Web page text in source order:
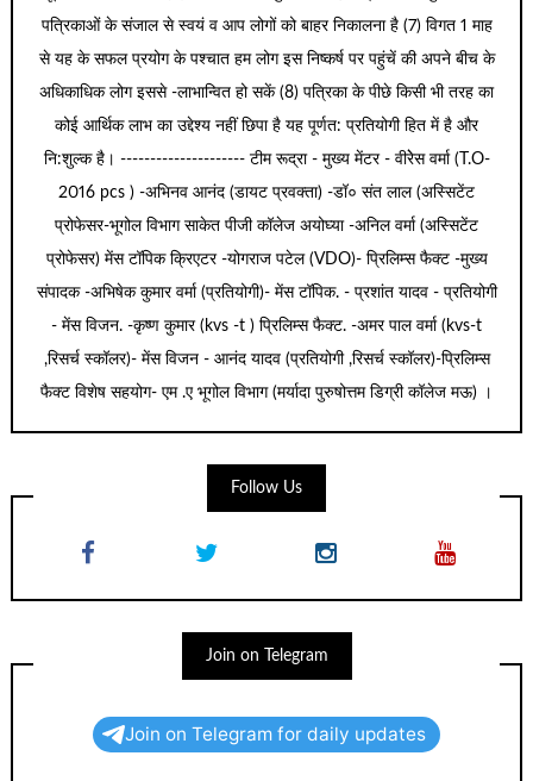
पत्रिकाओं के संजाल से स्वयं व आप लोगों को बाहर निकालना है (7) विगत 1 माह
से यह के सफल प्रयोग के पश्चात हम लोग इस निष्कर्ष पर पहुंचें की अपने बीच के
अधिकाधिक लोग इससे -लाभान्वित हो सकें (8) पत्रिका के पीछे किसी भी तरह का
कोई आर्थिक लाभ का उद्देश्य नहीं छिपा है यह पूर्णत: प्रतियोगी हित में है और
नि:शुल्क है। --------------------- टीम रूद्रा - मुख्य मेंटर - वीरेेस वर्मा (T.O-
2016 pcs ) -अभिनव आनंद (डायट प्रवक्ता) -डॉ० संत लाल (अस्सिटेंट
प्रोफेसर-भूगोल विभाग साकेत पीजी कॉलेज अयोघ्या -अनिल वर्मा (अस्सिटेंट
प्रोफेसर) मेंस टॉपिक क्रिएटर -योगराज पटेल (VDO)- प्रिलिम्स फैक्ट -मुख्य
संपादक -अभिषेक कुमार वर्मा (प्रतियोगी)- मेंस टॉपिक. - प्रशांत यादव - प्रतियोगी
- मेंस विजन. -कृष्ण कुमार (kvs -t ) प्रिलिम्स फैक्ट. -अमर पाल वर्मा (kvs-t
,रिसर्च स्कॉलर)- मेंस विजन - आनंद यादव (प्रतियोगी ,रिसर्च स्कॉलर)-प्रिलिम्स
फैक्ट विशेष सहयोग- एम .ए भूगोल विभाग (मर्यादा पुरुषोत्तम डिग्री कॉलेज मऊ) ।
Follow Us
Join on Telegram
Join on Telegram for daily updates